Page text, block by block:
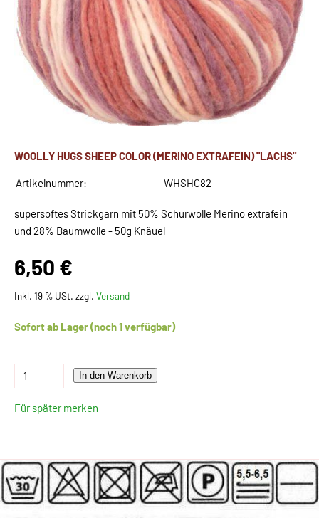
WOOLLY HUGS SHEEP COLOR (MERINO EXTRAFEIN) "LACHS"
Artikelnummer: WHSHC82
supersoftes Strickgarn mit 50% Schurwolle Merino extrafein
und 28% Baumwolle - 50g Knäuel
6,50 €
Inkl. 19 % USt. zzgl. Versand
Sofort ab Lager (noch 1 verfügbar)
In den Warenkorb
Für später merken